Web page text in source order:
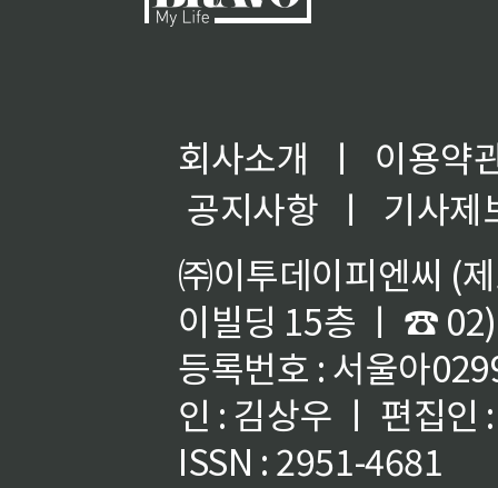
회사소개 ㅣ
이용약
공지사항
ㅣ
기사제
㈜이투데이피엔씨 (
이빌딩 15층 ㅣ ☎
등록번호 : 서울아
인 : 김상우 ㅣ 편집인
ISSN : 2951-4681